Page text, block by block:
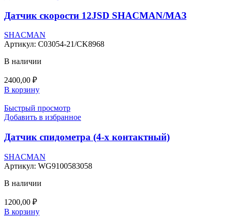
Датчик скорости 12JSD SHACMAN/МАЗ
SHACMAN
Артикул: C03054-21/CK8968
В наличии
2400,00 ₽
В корзину
Быстрый просмотр
Добавить в избранное
Датчик спидометра (4-х контактный)
SHACMAN
Артикул: WG9100583058
В наличии
1200,00 ₽
В корзину